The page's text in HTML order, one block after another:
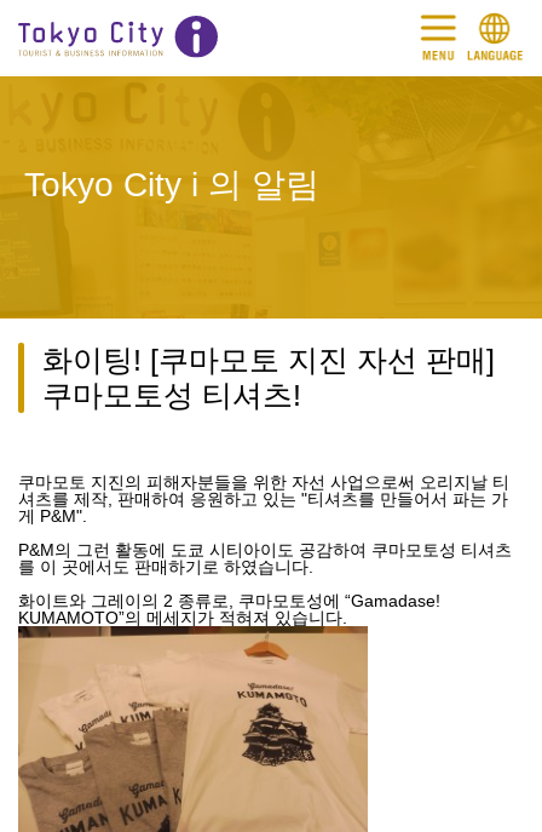
Tokyo City i 의 알림
화이팅! [쿠마모토 지진 자선 판매]
쿠마모토성 티셔츠!
쿠마모토 지진의 피해자분들을 위한 자선 사업으로써 오리지날 티
셔츠를 제작, 판매하여 응원하고 있는 "티셔츠를 만들어서 파는 가
게 P&M".
P&M의 그런 활동에 도쿄 시티아이도 공감하여 쿠마모토성 티셔츠
를 이 곳에서도 판매하기로 하였습니다.
화이트와 그레이의 2 종류로, 쿠마모토성에 “Gamadase!
KUMAMOTO”의 메세지가 적혀져 있습니다.